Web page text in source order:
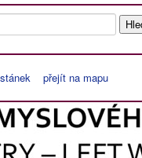
přejít na mapu